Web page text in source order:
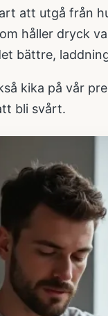
att utgå från
håller dryck
bättre,
kika på vår
bli svårt.